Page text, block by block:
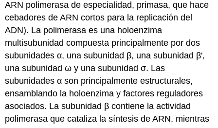
ARN polimerasa de especialidad, primasa, que hace
cebadores de ARN cortos para la replicación del
ADN). La polimerasa es una holoenzima
multisubunidad compuesta principalmente por dos
subunidades α, una subunidad β, una subunidad β',
una subunidad ω y una subunidad σ. Las
subunidades α son principalmente estructurales,
ensamblando la holoenzima y factores reguladores
asociados. La subunidad β contiene la actividad
polimerasa que cataliza la síntesis de ARN, mientras